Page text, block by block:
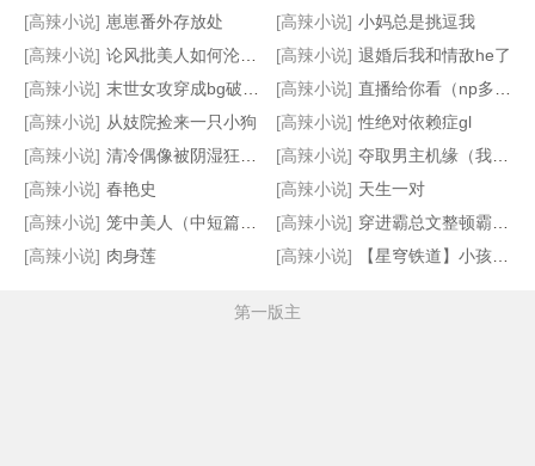
[高辣小说] 崽崽番外存放处 [高辣小说] 小妈总是挑逗我
[高辣小说] 论风批美人如何沦为追妻小哭包 [高辣小说] 退婚后我和情敌he了
[高辣小说] 末世女攻穿成bg破文女主 [高辣小说] 直播给你看（np多风味小饼干）
[高辣小说] 从妓院捡来一只小狗 [高辣小说] 性绝对依赖症gl
[高辣小说] 清冷偶像被阴湿狂热粉缠上后 [高辣小说] 夺取男主机缘（我求男主上我）
[高辣小说] 春艳史 [高辣小说] 天生一对
[高辣小说] 笼中美人（中短篇合集） [高辣小说] 穿进霸总文整顿霸总和他的小娇妻
[高辣小说] 肉身莲 [高辣小说] 【星穹铁道】小孩女鬼怪味纯爱
第一版主